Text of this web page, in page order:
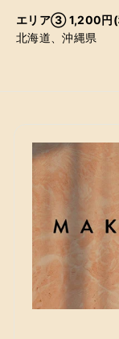
エリア③ 1,200円(
北海道、沖縄県